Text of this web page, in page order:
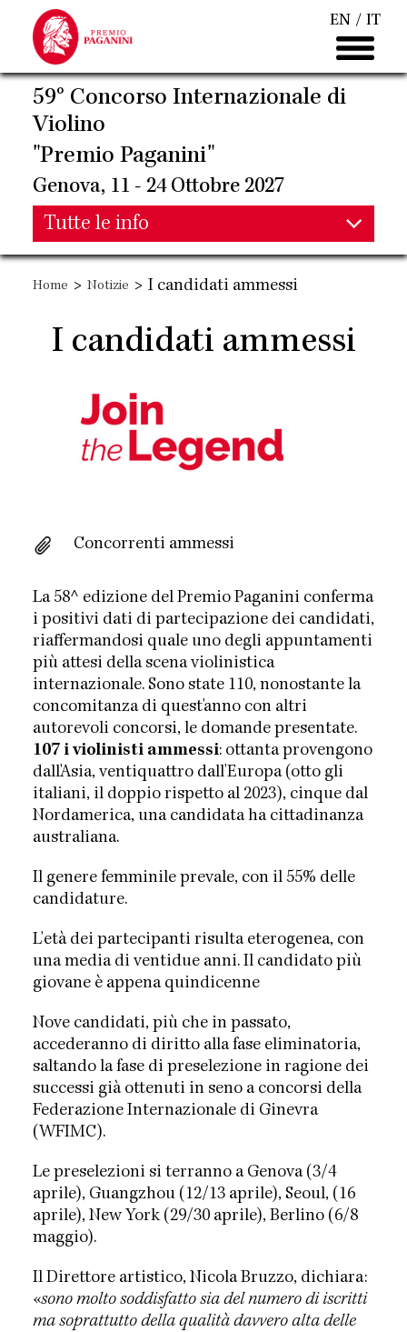
contenuto
principale
EN IT
59° Concorso Internazionale di
Violino
"Premio Paganini"
Genova, 11 - 24 Ottobre 2027
Main
navigation
Tutte le info
Main
navigation
Home > Notizie > I candidati ammessi
I candidati ammessi
La 58^ edizione del Premio Paganini conferma
i positivi dati di partecipazione dei candidati,
riaffermandosi quale uno degli appuntamenti
più attesi della scena violinistica
internazionale. Sono state 110, nonostante la
concomitanza di quest'anno con altri
autorevoli concorsi, le domande presentate.
107 i violinisti ammessi: ottanta provengono
dall'Asia, ventiquattro dall'Europa (otto gli
italiani, il doppio rispetto al 2023), cinque dal
Nordamerica, una candidata ha cittadinanza
australiana.
Il genere femminile prevale, con il 55% delle
candidature.
L'età dei partecipanti risulta eterogenea, con
una media di ventidue anni. Il candidato più
giovane è appena quindicenne
Nove candidati, più che in passato,
accederanno di diritto alla fase eliminatoria,
saltando la fase di preselezione in ragione dei
successi già ottenuti in seno a concorsi della
Federazione Internazionale di Ginevra
(WFIMC).
Le preselezioni si terranno a Genova (3/4
aprile), Guangzhou (12/13 aprile), Seoul, (16
aprile), New York (29/30 aprile), Berlino (6/8
maggio).
Il Direttore artistico, Nicola Bruzzo, dichiara:
«sono molto soddisfatto sia del numero di iscritti
ma soprattutto della qualità davvero alta delle
Concorrenti ammessi